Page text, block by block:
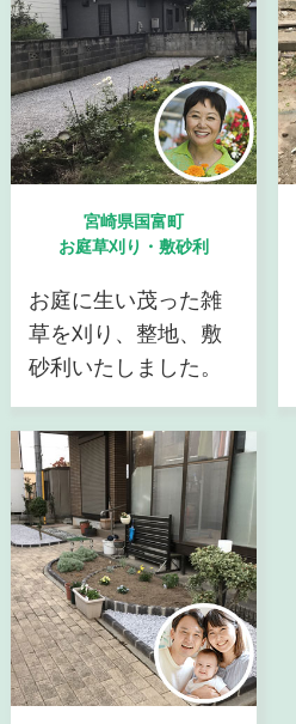
宮崎県国富町
お庭草刈り・敷砂利
お庭に生い茂った雑
草を刈り、整地、敷
砂利いたしました。